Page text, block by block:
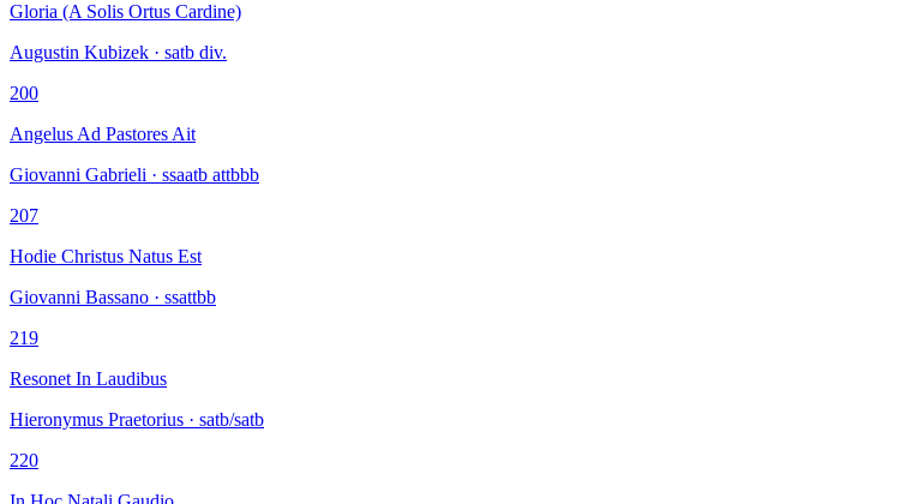
Gloria (A Solis Ortus Cardine)
Augustin Kubizek · satb div.
200
Angelus Ad Pastores Ait
Giovanni Gabrieli · ssaatb attbbb
207
Hodie Christus Natus Est
Giovanni Bassano · ssattbb
219
Resonet In Laudibus
Hieronymus Praetorius · satb/satb
220